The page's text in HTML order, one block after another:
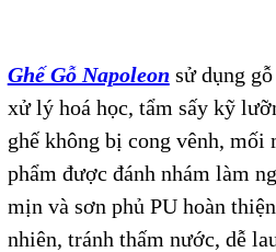
Ghế Gỗ Napoleon sử dụng
xử lý hoá học, tẩm sấy kỹ
ghế không bị cong vênh, mối
phẩm được đánh nhám làm
mịn và sơn phủ PU hoàn
nhiên, tránh thấm nước, dễ